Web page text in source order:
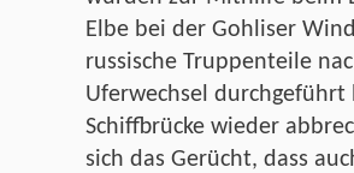
Elbe bei der Gohliser
russische Truppenteile
Uferwechsel
Schiffbrücke wieder
sich das Gerücht, dass